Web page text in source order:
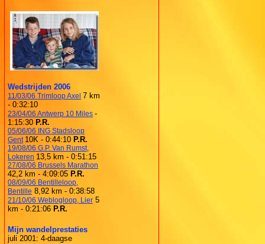
Wedstrijden 2006
11/03/06 Trimloop Axel 7 km
- 0:32:10
23/04/06 Antwerp 10 Miles -
1:15:30 P.R.
05/06/06 ING Stadsloop
Gent 10K - 0:44:10 P.R.
19/08/06 G.P. Van Rumst,
Lokeren 13,5 km - 0:51:15
27/08/06 Brussels Marathon
42,2 km - 4:09:05 P.R.
08/09/06 Bentilleloop,
Bentille 8,92 km - 0:38:58
21/10/06 Weblogloop, Lier 5
km - 0:21:06 P.R.
Mijn wandelprestaties
juli 2001: 4-daagse